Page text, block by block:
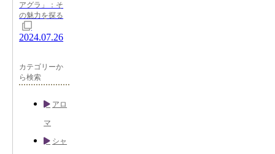
アグラ」：そ
の魅力を探る
2024.07.26
カテゴリーか
ら検索
アロ
マ
シャ